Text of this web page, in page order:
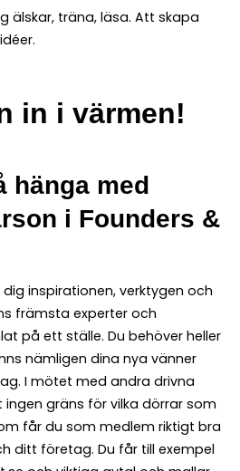
älskar, träna, läsa. Att skapa
in i värmen!
hänga med
i Founders &
dig inspirationen, verktygen och
främsta experter och
på ett ställe. Du behöver heller
nämligen dina nya vänner
I mötet med andra drivna
gräns för vilka dörrar som
får du som medlem riktigt bra
ditt företag. Du får till exempel